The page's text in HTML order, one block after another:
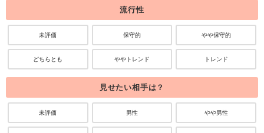
流行性
未評価 保守的 やや保守的
どちらとも ややトレンド トレンド
見せたい相手は？
未評価 男性 やや男性